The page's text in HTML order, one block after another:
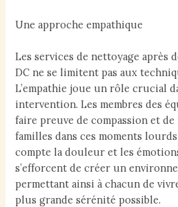
Une approche empathique
Les services de nettoyage après
DC ne se limitent pas aux
L’empathie joue un rôle crucial
intervention. Les membres des
faire preuve de compassion et
familles dans ces moments
compte la douleur et les
s’efforcent de créer un
permettant ainsi à chacun de
plus grande sérénité possible.